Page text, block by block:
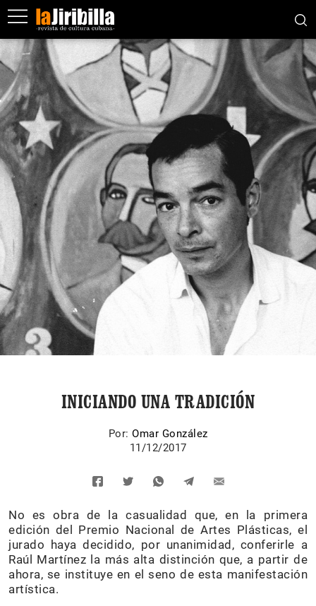
INICIANDO UNA TRADICIÓN
Por: Omar González
11/12/2017
No es obra de la casualidad que, en la primera
edición del Premio Nacional de Artes Plásticas, el
jurado haya decidido, por unanimidad, conferirle a
Raúl Martínez la más alta distinción que, a partir de
ahora, se instituye en el seno de esta manifestación
artística.